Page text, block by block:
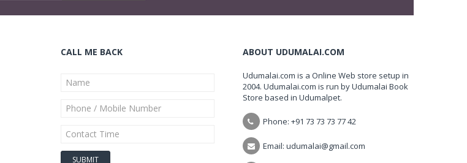
CALL ME BACK ABOUT UDUMALAI.COM
Udumalai.com is a Online Web store setup in
2004. Udumalai.com is run by Udumalai Book
Store based in Udumalpet.
Phone: +91 73 73 73 77 42
Email: udumalai@gmail.com